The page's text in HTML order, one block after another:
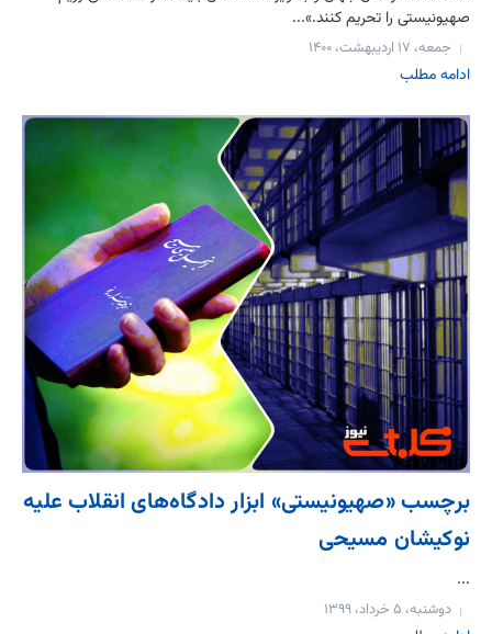
صهیونیستی را تحریم کنند.»...
جمعه، ۱۷ اردیبهشت، ۱۴۰۰
ادامه مطلب
برچسب «صهیونیستی» ابزار دادگاه‌‌های انقلاب علیه
نوکیشان مسیحی
...
دوشنبه، ۵ خرداد، ۱۳۹۹